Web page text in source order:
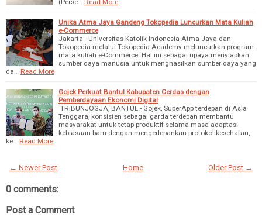
Unika Atma Jaya Gandeng Tokopedia Luncurkan Mata Kuliah
e-Commerce
Jakarta - Universitas Katolik Indonesia Atma Jaya dan
Tokopedia melalui Tokopedia Academy meluncurkan program
mata kuliah e-Commerce. Hal ini sebagai upaya menyiapkan
sumber daya manusia untuk menghasilkan sumber daya yang
da…
Read More
Gojek Perkuat Bantul Kabupaten Cerdas dengan
Pemberdayaan Ekonomi Digital
TRIBUNJOGJA, BANTUL - Gojek, SuperApp terdepan di Asia
Tenggara, konsisten sebagai garda terdepan membantu
masyarakat untuk tetap produktif selama masa adaptasi
kebiasaan baru dengan mengedepankan protokol kesehatan,
ke…
Read More
← Newer Post Older Post →
Home
0 comments:
Post a Comment